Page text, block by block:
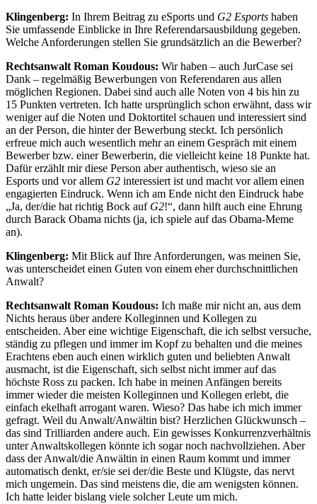
Klingenberg: In Ihrem Beitrag zu eSports und G2 Esports haben
Sie umfassende Einblicke in Ihre Referendarsausbildung gegeben.
Welche Anforderungen stellen Sie grundsätzlich an die Bewerber?
Rechtsanwalt Roman Koudous: Wir haben – auch JurCase sei
Dank – regelmäßig Bewerbungen von Referendaren aus allen
möglichen Regionen. Dabei sind auch alle Noten von 4 bis hin zu
15 Punkten vertreten. Ich hatte ursprünglich schon erwähnt, dass wir
weniger auf die Noten und Doktortitel schauen und interessiert sind
an der Person, die hinter der Bewerbung steckt. Ich persönlich
erfreue mich auch wesentlich mehr an einem Gespräch mit einem
Bewerber bzw. einer Bewerberin, die vielleicht keine 18 Punkte hat.
Dafür erzählt mir diese Person aber authentisch, wieso sie an
Esports und vor allem G2 interessiert ist und macht vor allem einen
engagierten Eindruck. Wenn ich am Ende nicht den Eindruck habe
„Ja, der/die hat richtig Bock auf G2!“, dann hilft auch eine Ehrung
durch Barack Obama nichts (ja, ich spiele auf das Obama-Meme
an).
Klingenberg: Mit Blick auf Ihre Anforderungen, was meinen Sie,
was unterscheidet einen Guten von einem eher durchschnittlichen
Anwalt?
Rechtsanwalt Roman Koudous: Ich maße mir nicht an, aus dem
Nichts heraus über andere Kolleginnen und Kollegen zu
entscheiden. Aber eine wichtige Eigenschaft, die ich selbst versuche,
ständig zu pflegen und immer im Kopf zu behalten und die meines
Erachtens eben auch einen wirklich guten und beliebten Anwalt
ausmacht, ist die Eigenschaft, sich selbst nicht immer auf das
höchste Ross zu packen. Ich habe in meinen Anfängen bereits
immer wieder die meisten Kolleginnen und Kollegen erlebt, die
einfach ekelhaft arrogant waren. Wieso? Das habe ich mich immer
gefragt. Weil du Anwalt/Anwältin bist? Herzlichen Glückwunsch –
das sind Trilliarden andere auch. Ein gewisses Konkurrenzverhältnis
unter Anwaltskollegen könnte ich sogar noch nachvollziehen. Aber
dass der Anwalt/die Anwältin in einen Raum kommt und immer
automatisch denkt, er/sie sei der/die Beste und Klügste, das nervt
mich ungemein. Das sind meistens die, die am wenigsten können.
Ich hatte leider bislang viele solcher Leute um mich.